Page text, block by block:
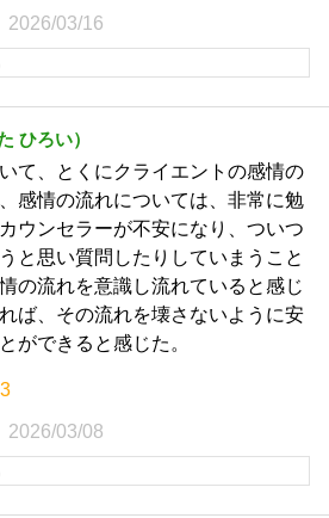
2026/03/16
ひろい）
て、とくにクライエントの感情の
感情の流れについては、非常に勉
ウンセラーが不安になり、ついつ
と思い質問したりしていまうこと
の流れを意識し流れていると感じ
ば、その流れを壊さないように安
ができると感じた。
2026/03/08